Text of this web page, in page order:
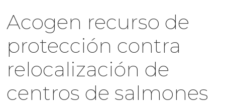
Acogen recurso de
protección contra
relocalización de
centros de salmones